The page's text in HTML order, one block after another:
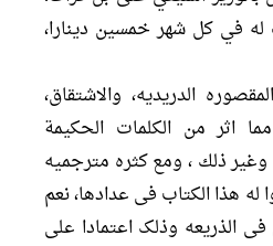
له في كل شهر خمسين دينارا،
الدریدیه، والاشتقاق،
اثر من الكلمات الحكيمة
وغير ذلك ، ومع کثره مترجمیه
له هذا الکتاب فی عدادها، نعم
فی الذریعه وذلک اعتمادا علی